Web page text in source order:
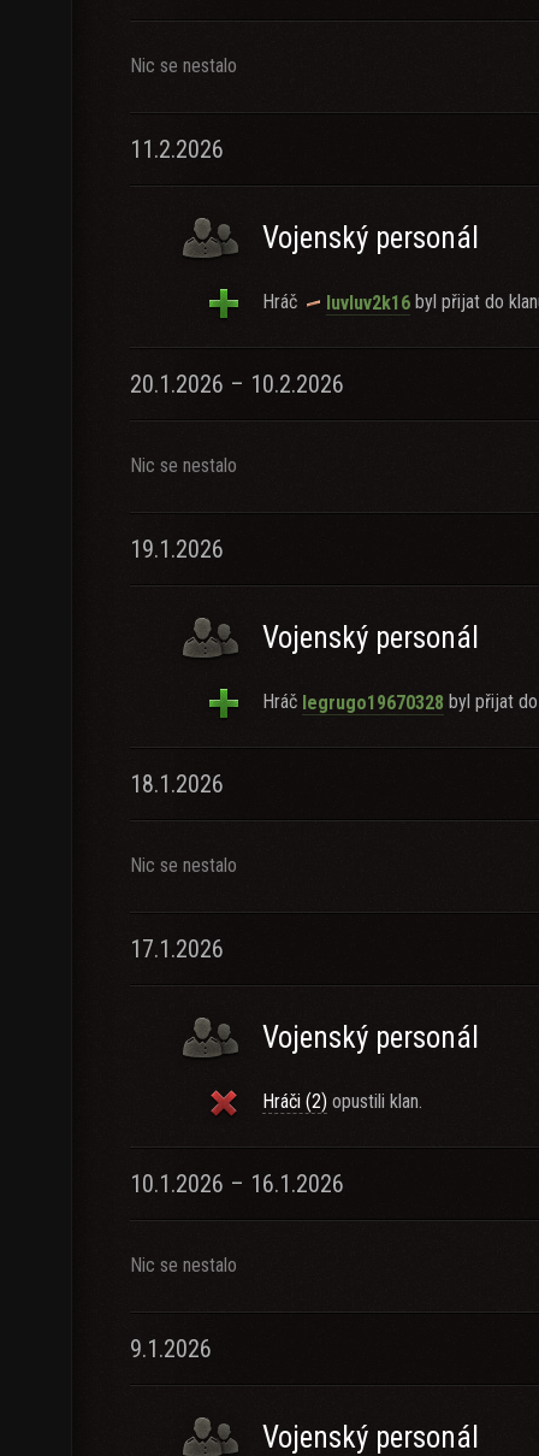
Nic se nestalo
11.2.2026
Vojenský personál
Hráč luvluv2k16 byl přijat do
20.1.2026 – 10.2.2026
Nic se nestalo
19.1.2026
Vojenský personál
Hráč legrugo19670328 byl přijat do
18.1.2026
Nic se nestalo
17.1.2026
Vojenský personál
Hráči (2) opustili klan.
10.1.2026 – 16.1.2026
Nic se nestalo
9.1.2026
Vojenský personál